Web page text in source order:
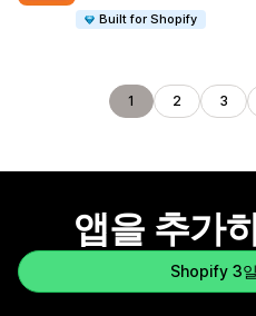
Built for Shopify
1 2 3
앱을 추가
Shopify 3